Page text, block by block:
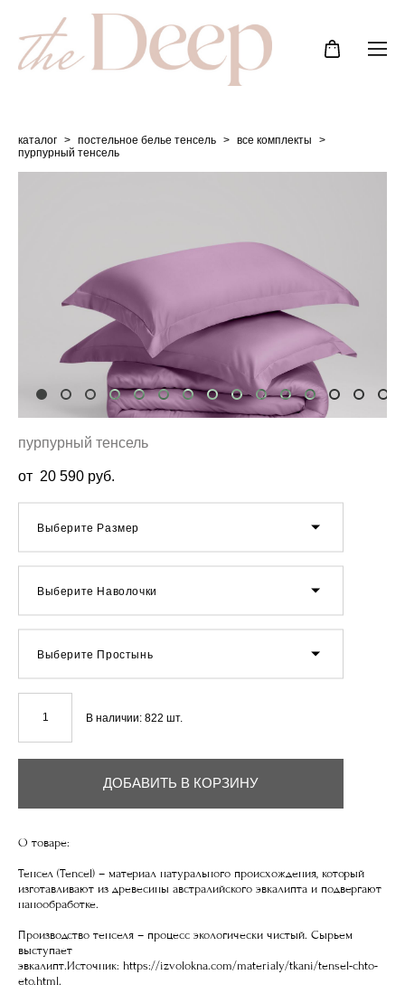
каталог > постельное белье тенсель > все комплекты
>
пурпурный тенсель
пурпурный тенсель
от 20 590 pуб.
Выберите Размер
Выберите Наволочки
Выберите Простынь
В наличии: 822 шт.
ДОБАВИТЬ В КОРЗИНУ
О товаре:
Тенсел (Tencel) – материал натурального происхождения, который
изготавливают из древесины австралийского эвкалипта и подвергают
нанообработке.
Производство тенселя – процесс экологически чистый. Сырьем
выступает
эвкалипт.Источник: https://izvolokna.com/materialy/tkani/tensel-chto-
eto.html.